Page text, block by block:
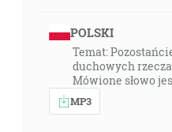
POLSKI
Temat:
duchowych
Mówione słowo
MP3